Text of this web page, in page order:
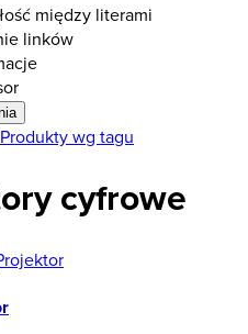
między literami
linków
Produkty wg tagu
cyfrowe